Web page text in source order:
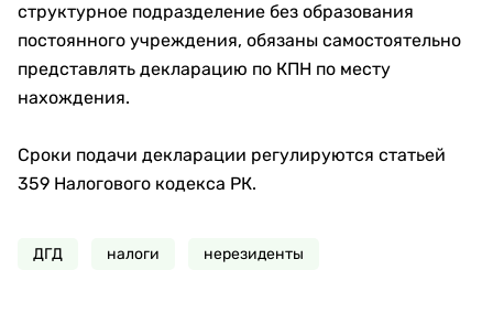
структурное подразделение без образования
постоянного учреждения, обязаны самостоятельно
представлять декларацию по КПН по месту
нахождения.
Сроки подачи декларации регулируются статьей
359 Налогового кодекса РК.
ДГД налоги нерезиденты